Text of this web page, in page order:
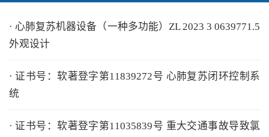
· 心肺复苏机器设备（一种多功能）ZL 2023 3 0639771.5
外观设计
· 证书号：软著登字第11839272号 心肺复苏闭环控制系
统
· 证书号：软著登字第11035839号 重大交通事故导致氯